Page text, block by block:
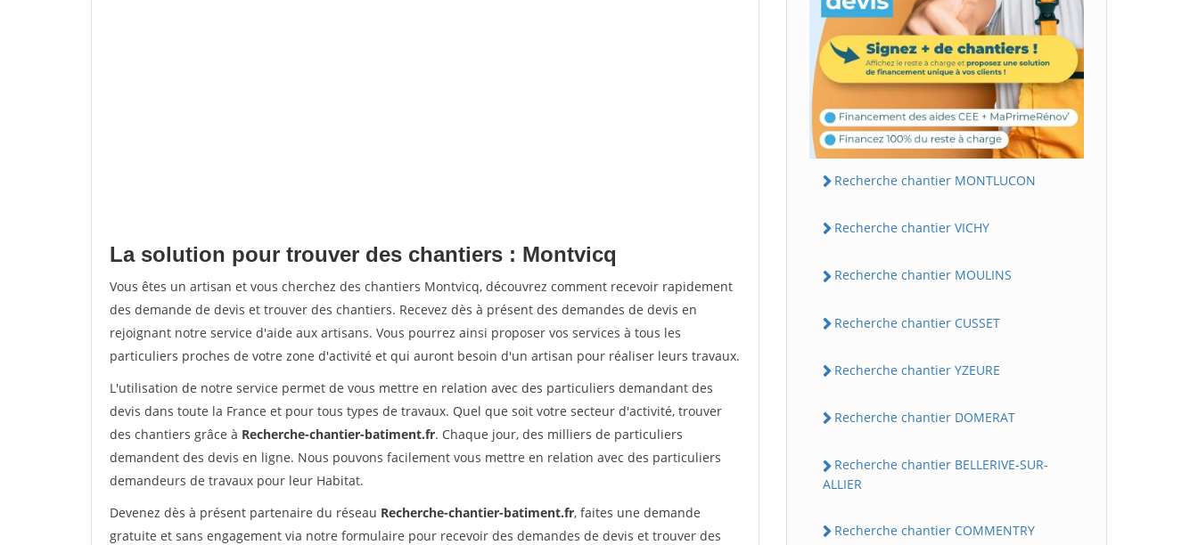
La solution pour trouver des chantiers : Montvicq
Vous êtes un artisan et vous cherchez des chantiers Montvicq, découvrez comment recevoir rapidement
des demande de devis et trouver des chantiers. Recevez dès à présent des demandes de devis en
rejoignant notre service d'aide aux artisans. Vous pourrez ainsi proposer vos services à tous les
particuliers proches de votre zone d'activité et qui auront besoin d'un artisan pour réaliser leurs travaux.
L'utilisation de notre service permet de vous mettre en relation avec des particuliers demandant des
devis dans toute la France et pour tous types de travaux. Quel que soit votre secteur d'activité, trouver
des chantiers grâce à Recherche-chantier-batiment.fr. Chaque jour, des milliers de particuliers
demandent des devis en ligne. Nous pouvons facilement vous mettre en relation avec des particuliers
demandeurs de travaux pour leur Habitat.
Devenez dès à présent partenaire du réseau Recherche-chantier-batiment.fr, faites une demande
gratuite et sans engagement via notre formulaire pour recevoir des demandes de devis et trouver des
Recherche chantier MONTLUCON
Recherche chantier VICHY
Recherche chantier MOULINS
Recherche chantier CUSSET
Recherche chantier YZEURE
Recherche chantier DOMERAT
Recherche chantier BELLERIVE-SUR-
ALLIER
Recherche chantier COMMENTRY